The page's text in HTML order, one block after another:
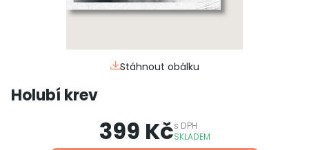
Stáhnout obálku
Holubí krev
399 Kčs DPH
SKLADEM